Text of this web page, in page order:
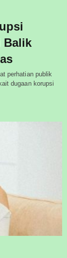
Balik
perhatian publik
dugaan korupsi